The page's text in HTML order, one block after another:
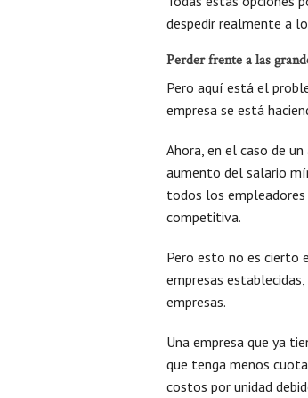
despedir realmente a
Perder frente a las
Pero aquí está el
empresa se está
Ahora, en el caso de
aumento del salario
todos los empleadores
competitiva.
Pero esto no es cierto
empresas
empresas.
Una empresa que ya
que tenga menos
costos por unidad